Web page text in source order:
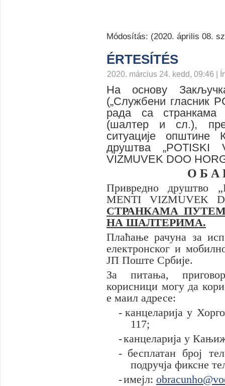
Módosítás: (2020. április 08.
ÉRTESÍTÉS
2020. március 24. kedd, 09:46 |
На основу
(„Службени гласник
рада са странкама
(шалтер и сл.),
ситуације општине
друштва „POTISKI
VIZMUVEK DOO
О Б А
Привредно друштво „
MENTI VIZMUVEK
СТРАНКАМА
НА ШАЛТЕРИМА.
Плаћање рачуна за
електронског и
ЈП Поште Србије.
За питања,
корисници могу да
е маил адресе:
- канцелариjа у
117;
-канцеларија у
- бесплатан број
подручја фиксне
-имејл: obracunho